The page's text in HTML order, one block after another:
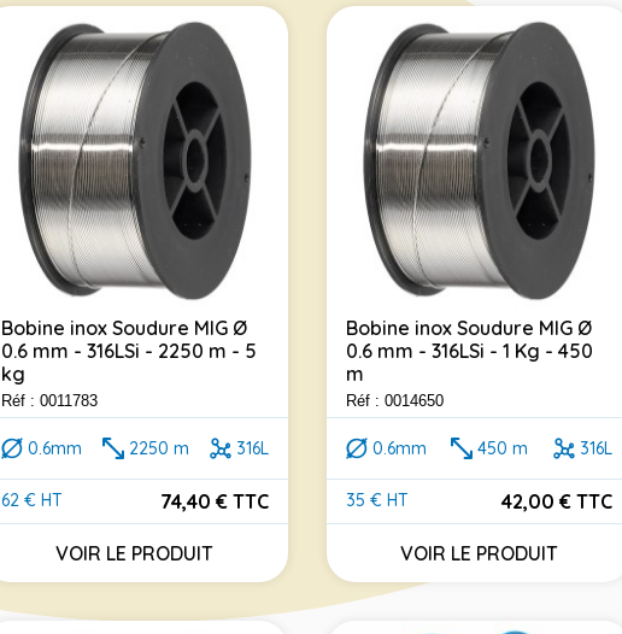
Bobine inox Soudure MIG Ø
0.6 mm - 316LSi - 2250 m - 5
kg
Réf : 0011783
0.6mm 2250 m 316L
62 € HT
Prix
74,40 € TTC
VOIR LE PRODUIT
Bobine inox Soudure MIG Ø
0.6 mm - 316LSi - 1 Kg - 450
m
Réf : 0014650
0.6mm 450 m 316L
35 € HT
Prix
42,00 € TTC
VOIR LE PRODUIT